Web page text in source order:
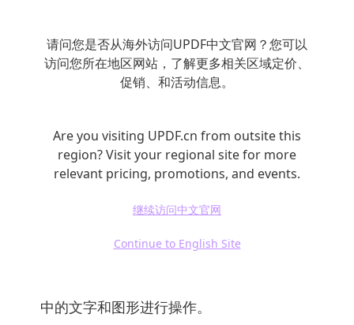
请问您是否从海外访问UPDF中文官网？您可以
访问您所在地区网站，了解更多相关区域定价、
促销、和活动信息。
Are you visiting UPDF.cn from outsite this
region? Visit your regional site for more
relevant pricing, promotions, and events.
继续访问中文官网
Continue to English Site
下载与安装：前往 UPDF 官方网站，根据自
己的设备系统下载对应的安装程序。下载完成
打开 PDF 文件：启动 UPDF 编辑器，在软件
主界面点击 “打开文件” 按钮，从本地文件夹
中选择需要转曲的 PDF 文件并打开。
进入转曲功能
：点击软件界面上方的 “编辑”
中的文字和图形进行操作。